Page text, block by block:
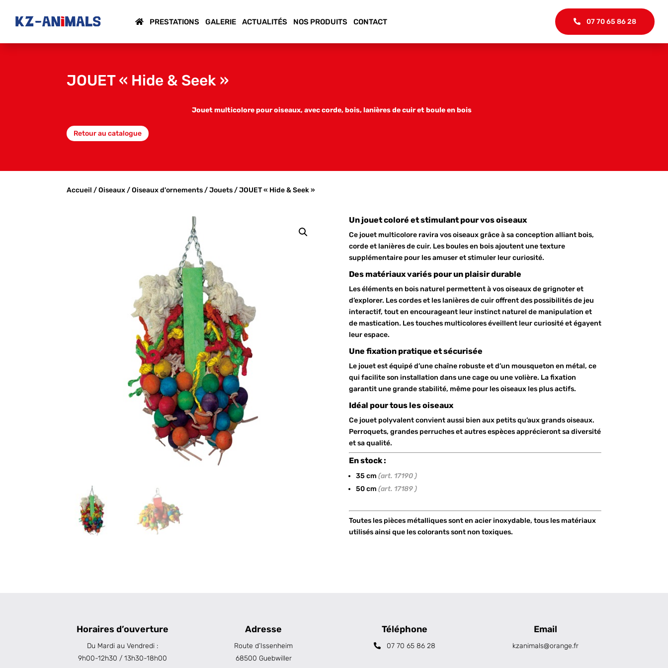
PRESTATIONS GALERIE ACTUALITÉS NOS PRODUITS CONTACT 07 70 65 86 28
JOUET « Hide & Seek »
Jouet multicolore pour oiseaux, avec corde, bois, lanières de cuir et boule en bois
Retour au catalogue
Accueil /Oiseaux/Oiseaux d'ornements/Jouets/ JOUET « Hide & Seek »
Un jouet coloré et stimulant pour vos oiseaux
Ce jouet multicolore ravira vos oiseaux grâce à sa conception alliant bois,
corde et lanières de cuir. Les boules en bois ajoutent une texture
supplémentaire pour les amuser et stimuler leur curiosité.
Des matériaux variés pour un plaisir durable
Les éléments en bois naturel permettent à vos oiseaux de grignoter et
d’explorer. Les cordes et les lanières de cuir offrent des possibilités de jeu
interactif, tout en encourageant leur instinct naturel de manipulation et
de mastication. Les touches multicolores éveillent leur curiosité et égayent
leur espace.
Une fixation pratique et sécurisée
Le jouet est équipé d’une chaîne robuste et d’un mousqueton en métal, ce
qui facilite son installation dans une cage ou une volière. La fixation
garantit une grande stabilité, même pour les oiseaux les plus actifs.
Idéal pour tous les oiseaux
Ce jouet polyvalent convient aussi bien aux petits qu’aux grands oiseaux.
Perroquets, grandes perruches et autres espèces apprécieront sa diversité
et sa qualité.
En stock :
35 cm (art. 17190 )
50 cm (art. 17189 )
Toutes les pièces métalliques sont en acier inoxydable, tous les matériaux
utilisés ainsi que les colorants sont non toxiques.
Horaires d’ouverture
Du Mardi au Vendredi :
9h00-12h30 / 13h30-18h00
Adresse
Route d’Issenheim
68500 Guebwiller
Téléphone
07 70 65 86 28
Email
kzanimals@orange.fr